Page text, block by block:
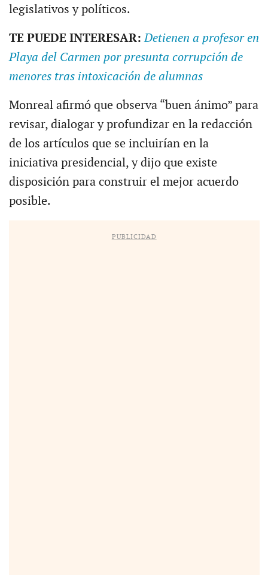
legislativos y políticos.
TE PUEDE INTERESAR:Detienen a profesor en
Playa del Carmen por presunta corrupción de
menores tras intoxicación de alumnas
Monreal afirmó que observa “buen ánimo” para
revisar, dialogar y profundizar en la redacción
de los artículos que se incluirían en la
iniciativa presidencial, y dijo que existe
disposición para construir el mejor acuerdo
posible.
PUBLICIDAD